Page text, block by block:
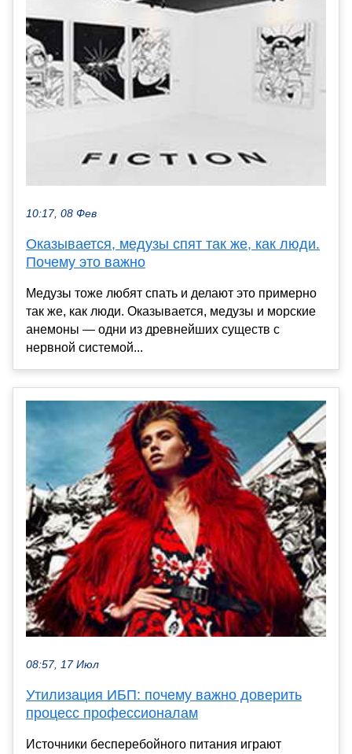
10:17, 08 Фев
Оказывается, медузы спят так же, как люди.
Почему это важно
Медузы тоже любят спать и делают это примерно
так же, как люди. Оказывается, медузы и морские
анемоны — одни из древнейших существ с
нервной системой...
08:57, 17 Июл
Утилизация ИБП: почему важно доверить
процесс профессионалам
Источники бесперебойного питания играют